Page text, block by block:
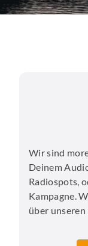
Wir sind
Deinem
Radiospots,
Kampagne.
über